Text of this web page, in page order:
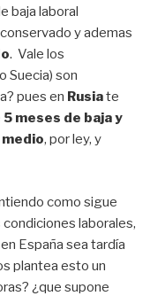
baja laboral
y ademas
. Vale los
Suecia) son
pues en Rusiate
5 meses de baja y
, por ley, y
como sigue
laborales,
España sea tardía
plantea esto un
¿que supone